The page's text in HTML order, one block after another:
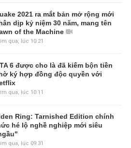
2021 ra mắt bản mở rộng mới
dịp kỷ niệm 30 năm, mang tên
of the Machine
qua, lúc 10:21
6 được cho là đã kiếm bộn tiền
ký hợp đồng độc quyền với
qua, lúc 10:11
Ring: Tarnished Edition chính
hé lộ nghề nghiệp mới siêu
qua, lúc 09:31